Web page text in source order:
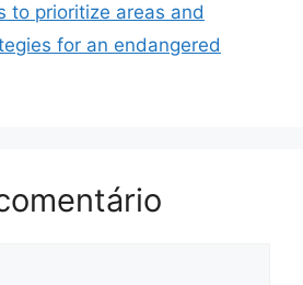
to prioritize areas and
for an endangered